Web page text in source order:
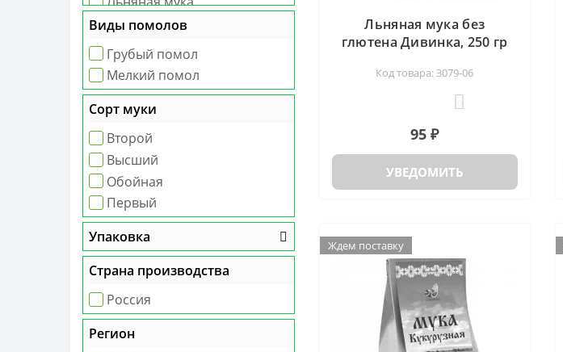
Овес голозерный
Пшеничная мука
Ржаная мука
Виды помолов
Грубый помол
Мелкий помол
Сорт муки
Второй
Высший
Обойная
Первый
Упаковка
Страна производства
Россия
Регион
Льняная мука без
глютена Дивинка, 250 гр
Код товара: 3079-06
95 ₽
УВЕДОМИТЬ
Ждем поставку